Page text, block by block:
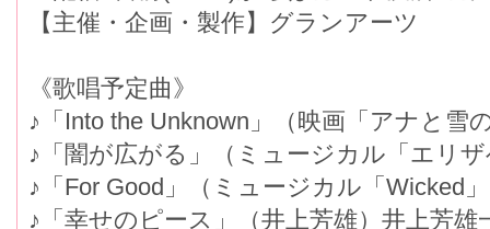
【主催・企画・製作】グランアーツ
《歌唱予定曲》
♪「Into the Unknown」（映画「アナと
♪「闇が広がる」（ミュージカル「エリ
♪「For Good」（ミュージカル「Wicked
♪「幸せのピース」（井上芳雄）井上芳